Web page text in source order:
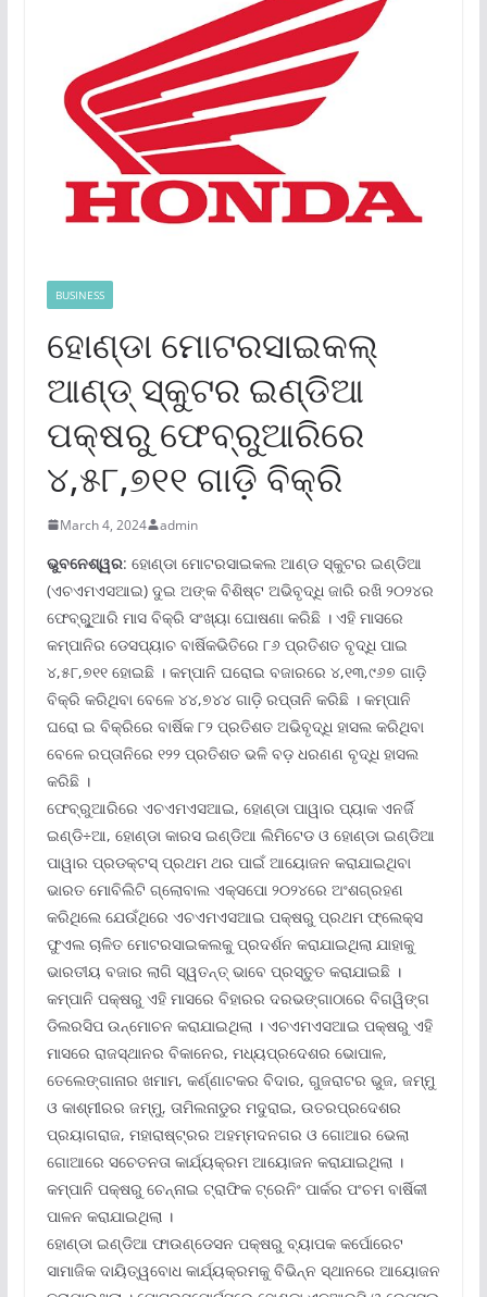
BUSINESS
ହୋଣ୍ଡା ମୋଟରସାଇକଲ୍
ଆଣ୍ଡ୍ ସ୍କୁଟର ଇଣ୍ଡିଆ
ପକ୍ଷରୁ ଫେବ୍ରୁଆରିରେ
୪,୫୮,୭୧୧ ଗାଡ଼ି ବିକ୍ରି
March 4, 2024 admin
ଭୁବନେଶ୍ୱର: ହୋଣ୍ଡା ମୋଟରସାଇକଲ ଆଣ୍ଡ ସ୍କୁଟର ଇଣ୍ଡିଆ
(ଏଚଏମଏସଆଇ) ଦୁଇ ଅଙ୍କ ବିଶିଷ୍ଟ ଅଭିବୃଦ୍ଧି ଜାରି ରଖି ୨୦୨୪ର
ଫେବ୍ରୁୂଆରି ମାସ ବିକ୍ରି ସଂଖ୍ୟା ଘୋଷଣା କରିଛି । ଏହି ମାସରେ
କମ୍ପାନିର ଡେସପ୍ୟାଚ ବାର୍ଷିକଭିତିରେ ୮୬ ପ୍ରତିଶତ ବୃଦ୍ଧି ପାଇ
୪,୫୮,୭୧୧ ହୋଇଛି । କମ୍ପାନି ଘରୋଇ ବଜାରରେ ୪,୧୩,୯୬୭ ଗାଡ଼ି
ବିକ୍ରି କରିଥିବା ବେଳେ ୪୪,୭୪୪ ଗାଡ଼ି ରପ୍ତାନି କରିଛି । କମ୍ପାନି
ଘରୋ ଇ ବିକ୍ରିରେ ବାର୍ଷିକ ୮୨ ପ୍ରତିଶତ ଅଭିବୃଦ୍‌ଧି ହାସଲ କରିଥିବା
ବେଳେ ରପ୍ତାନିରେ ୧୨୨ ପ୍ରତିଶତ ଭଳି ବଡ଼ ଧରଣଣ ବୃଦ୍ଧି ହାସଲ
କରିଛି ।
ଫେବ୍ରୁଆରିରେ ଏଚଏମଏସଆଇ, ହୋଣ୍ଡା ପାୱାର ପ୍ୟାକ ଏନର୍ଜି
ଇଣ୍ଡି÷ଆ, ହୋଣ୍ଡା କାରସ ଇଣ୍ଡିଆ ଲିମିଟେଡ ଓ ହୋଣ୍ଡା ଇଣ୍ଡିଆ
ପାୱାର ପ୍ରଡକ୍ଟସ୍ ପ୍ରଥମ ଥର ପାଇଁ ଆୟୋଜନ କରାଯାଇଥିବା
ଭାରତ ମୋବିଲିଟି ଗ୍ଲୋବାଲ ଏକ୍ସପୋ ୨୦୨୪ରେ ଅଂଶଗ୍ରହଣ
କରିଥିଲେ ଯେଉଁଥିରେ ଏଚଏମଏସଆଇ ପକ୍ଷରୁ ପ୍ରଥମ ଫ୍ଲେକ୍ସ
ଫୁଏଲ ଚାଳିତ ମୋଟରସାଇକଲକୁ ପ୍ରଦର୍ଶନ କରାଯାଇଥିଲା ଯାହାକୁ
ଭାରତୀୟ ବଜାର ଲାଗି ସ୍ୱତନ୍ତ୍ ଭାବେ ପ୍ରସ୍ତୁତ କରାଯାଇଛି ।
କମ୍ପାନି ପକ୍ଷରୁ ଏହି ମାସରେ ବିହାରର ଦରଭଙ୍ଗାଠାରେ ବିଗୱିଙ୍ଗ
ଡିଲରସିପ ଉନ୍ମୋଚନ କରାଯାଇଥିଲା । ଏଚଏମଏସଆଇ ପକ୍ଷରୁ ଏହି
ମାସରେ ରାଜସ୍ଥାନର ବିକାନେର, ମଧ୍ୟପ୍ରଦେଶର ଭୋପାଳ,
ତେଲେଙ୍ଗାନାର ଖମାମ, କର୍ଣ୍ଣାଟକର ବିଦାର, ଗୁଜରାଟର ଭୁଜ, ଜମ୍ମୁ
ଓ କାଶ୍ମୀରର ଜମ୍ମୁ, ତାମିଲନାଡୁର ମଦୁରାଇ, ଉତରପ୍ରଦେଶର
ପ୍ରୟାଗରାଜ, ମହାରାଷ୍ଟ୍ରର ଅହମ୍ମଦନଗର ଓ ଗୋଆର ଭେଲା
ଗୋଆରେ ସଚେତନତା କାର୍ଯ୍ୟକ୍ରମ ଆୟୋଜନ କରାଯାଇଥିଲା ।
କମ୍ପାନି ପକ୍ଷରୁ ଚେନ୍ନାଇ ଟ୍ରାଫିକ ଟ୍ରେନିଂ ପାର୍କର ପଂଚମ ବାର୍ଷିକୀ
ପାଳନ କରାଯାଇଥିଲା ।
ହୋଣ୍ଡା ଇଣ୍ଡିଆ ଫାଉଣ୍ଡେସନ ପକ୍ଷରୁ ବ୍ୟାପକ କର୍ପୋରେଟ
ସାମାଜିକ ଦାୟିତ୍ୱବୋଧ କାର୍ଯ୍ୟକ୍ରମକୁ ବିଭିନ୍ନ ସ୍ଥାନରେ ଆୟୋଜନ